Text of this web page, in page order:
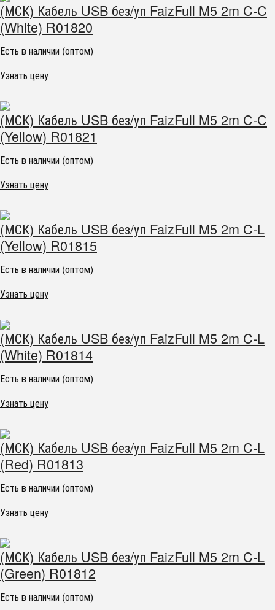
(МСК) Кабель USB без/уп FaizFull M5 2m C-C
(White) R01820
Есть в наличии (оптом)
Узнать цену
(МСК) Кабель USB без/уп FaizFull M5 2m C-C
(Yellow) R01821
Есть в наличии (оптом)
Узнать цену
(МСК) Кабель USB без/уп FaizFull M5 2m C-L
(Yellow) R01815
Есть в наличии (оптом)
Узнать цену
(МСК) Кабель USB без/уп FaizFull M5 2m C-L
(White) R01814
Есть в наличии (оптом)
Узнать цену
(МСК) Кабель USB без/уп FaizFull M5 2m C-L
(Red) R01813
Есть в наличии (оптом)
Узнать цену
(МСК) Кабель USB без/уп FaizFull M5 2m C-L
(Green) R01812
Есть в наличии (оптом)